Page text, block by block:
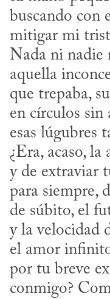
buscando con
mitigar mi
Nada ni nadie
aquella
que trepaba,
en círculos sin
esas lúgubres
¿Era, acaso,
y de extraviar
para siempre,
de súbito, el
y la velocidad
el amor
por tu breve
conmigo?